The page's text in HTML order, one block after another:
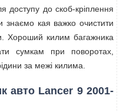
доступу до скоб-кріплення
знаємо кая важко очистити
Хороший килим багажника
сумкам при поворотах,
за межі килима.
авто Lancer 9 2001-